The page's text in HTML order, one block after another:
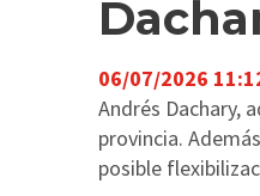
06/07/2026
Andrés Dachary,
provincia.
posible